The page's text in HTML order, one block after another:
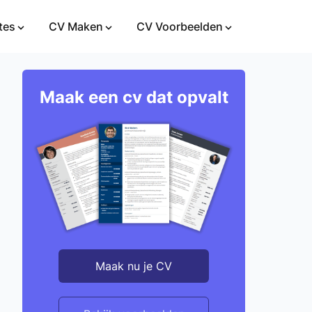
CV Maken CV Voorbeelden
Maak een cv dat opvalt
Maak nu je CV